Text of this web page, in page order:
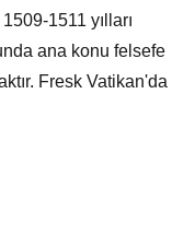
1511 yılları
ana konu felsefe
Fresk Vatikan'da